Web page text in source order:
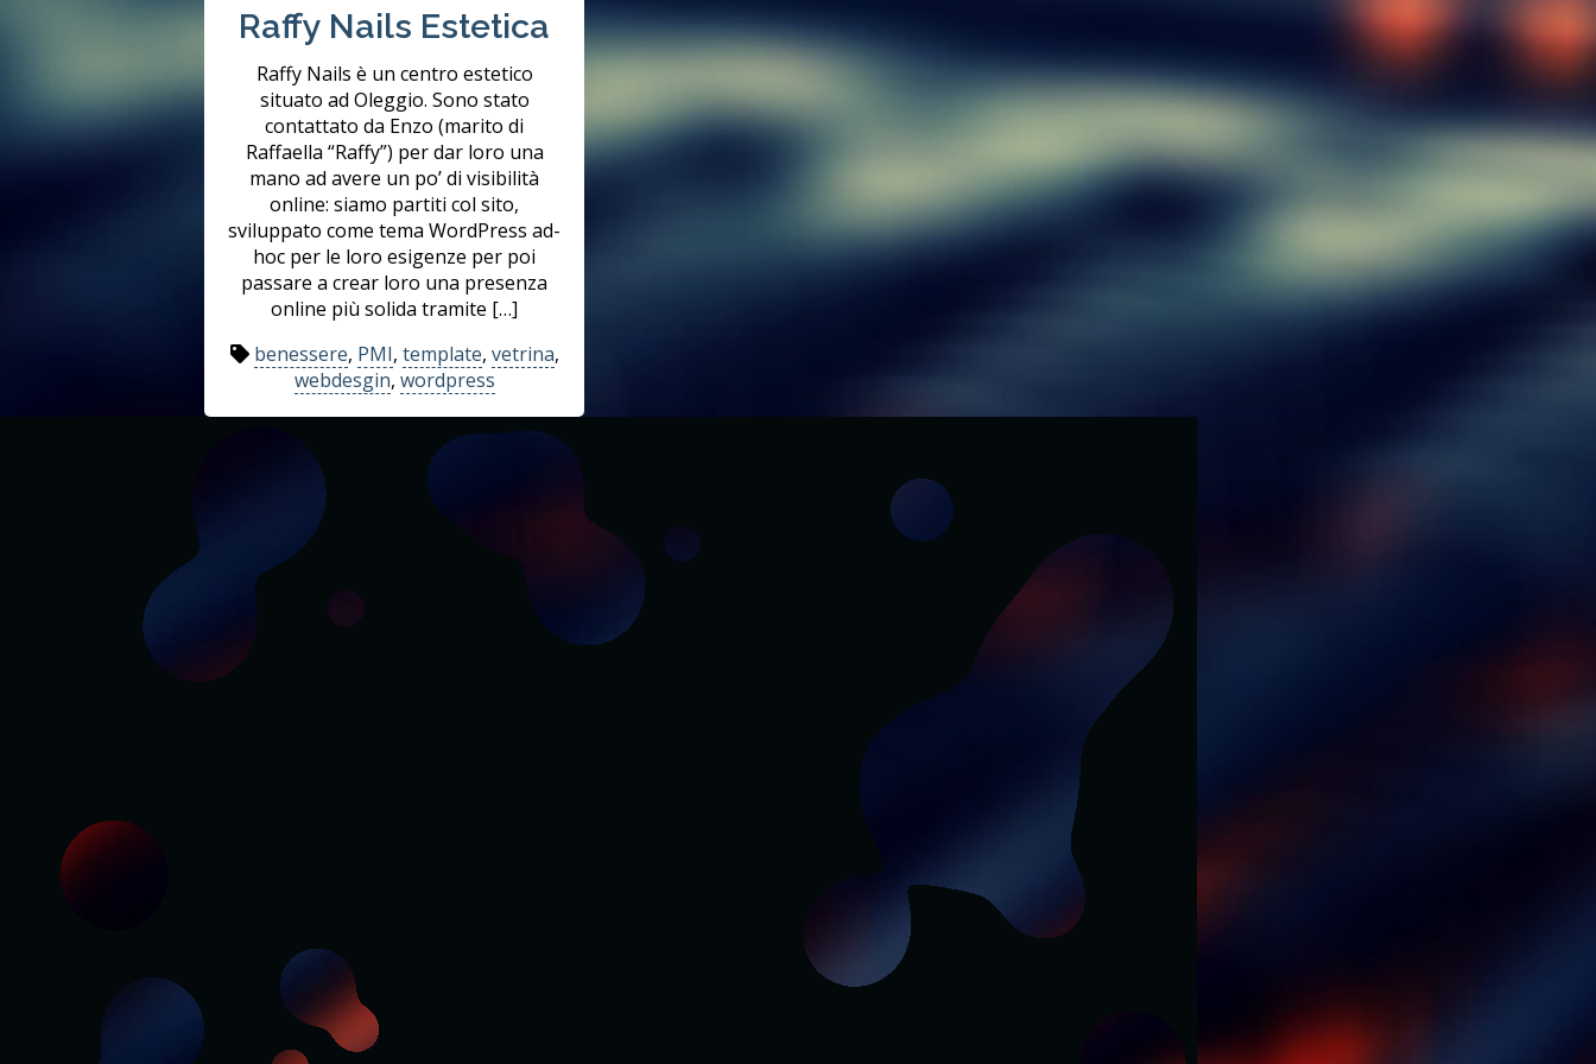
Raffy Nails Estetica
Raffy Nails è un centro estetico
situato ad Oleggio. Sono stato
contattato da Enzo (marito di
Raffaella “Raffy”) per dar loro una
mano ad avere un po’ di visibilità
online: siamo partiti col sito,
sviluppato come tema WordPress ad-
hoc per le loro esigenze per poi
passare a crear loro una presenza
online più solida tramite […]
benessere, PMI, template, vetrina,
webdesgin, wordpress